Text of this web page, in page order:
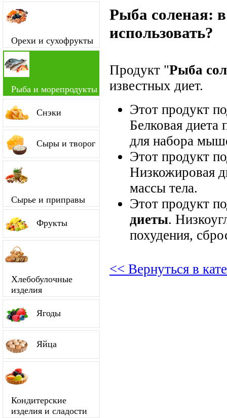
Орехи и сухофрукты
Рыба и морепродукты
Снэки
Сыры и творог
Сырье и приправы
Фрукты
Хлебобулочные
изделия
Ягоды
Яйца
Кондитерские
изделия и сладости
Рыба соленая:
использовать?
Продукт "Рыба
известных диет.
Этот продукт
Белковая диета
для набора
Этот продукт
Низкожировая
массы тела.
Этот продукт
диеты.
похудения,
<< Вернуться в